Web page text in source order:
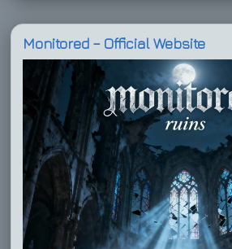
Monitored – Official Website